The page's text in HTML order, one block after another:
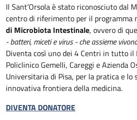
Il Sant’Orsola è stato riconosciuto dal
centro di riferimento per il programma
di Microbiota Intestinale, ovvero di
- batteri, miceti e virus - che assieme
Diventa così uno dei 4 Centri in tutto il
Policlinico Gemelli, Careggi e Azienda
Universitaria di Pisa, per la pratica e lo
innovativa frontiera della medicina.
DIVENTA DONATORE